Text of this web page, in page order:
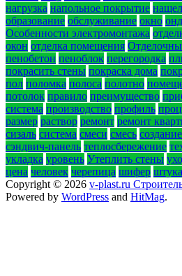
нагрузка напольное покрытие
образование обслуживание окно
Особенности электромонтажа
окон отделка помещения
пенобетон пеноблок перегородка
покрасить стены покраска дома
пол поломка полоса полотно
потолок правило преимущество
система производство профиль
размер раствор ремонт ремонт
сизаль система смеси смесь создание
сэндвич-панель теплосбережение
укладка уровень Утеплить стены
цена человек черепица шифер
Copyright © 2026 v-plast.ru
Powered by WordPress and HitMag.